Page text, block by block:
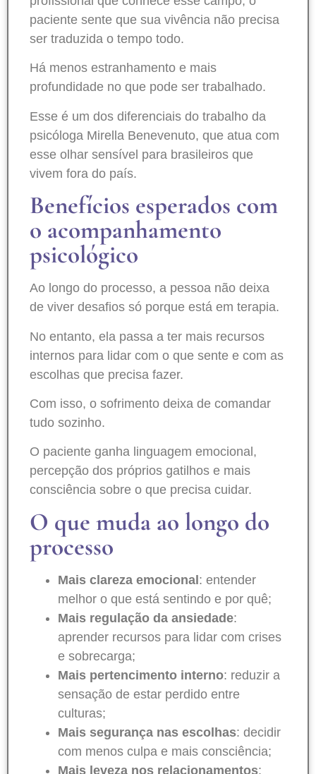
paciente sente que sua vivência não precisa
ser traduzida o tempo todo.
Há menos estranhamento e mais
profundidade no que pode ser trabalhado.
Esse é um dos diferenciais do trabalho da
psicóloga Mirella Benevenuto, que atua com
esse olhar sensível para brasileiros que
vivem fora do país.
Benefícios esperados com
o acompanhamento
psicológico
Ao longo do processo, a pessoa não deixa
de viver desafios só porque está em terapia.
No entanto, ela passa a ter mais recursos
internos para lidar com o que sente e com as
escolhas que precisa fazer.
Com isso, o sofrimento deixa de comandar
tudo sozinho.
O paciente ganha linguagem emocional,
percepção dos próprios gatilhos e mais
consciência sobre o que precisa cuidar.
O que muda ao longo do
processo
Mais clareza emocional: entender
melhor o que está sentindo e por quê;
Mais regulação da ansiedade:
aprender recursos para lidar com crises
e sobrecarga;
Mais pertencimento interno: reduzir a
sensação de estar perdido entre
culturas;
Mais segurança nas escolhas: decidir
com menos culpa e mais consciência;
Mais leveza nos relacionamentos: